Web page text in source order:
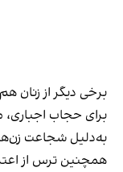
برخی دیگر از زنان
برای حجاب
به‌دلیل شجاعت
همچنین ترس از